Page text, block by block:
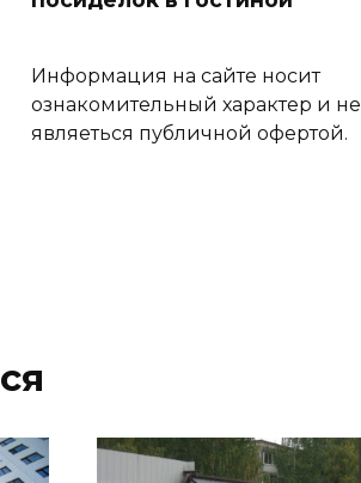
Информация на сайте носит
ознакомительный характер и не
являеться публичной офертой.